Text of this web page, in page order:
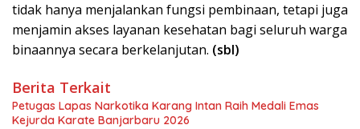
tidak hanya menjalankan fungsi pembinaan, tetapi juga
menjamin akses layanan kesehatan bagi seluruh warga
binaannya secara berkelanjutan. (sbl)
Berita Terkait
Petugas Lapas Narkotika Karang Intan Raih Medali Emas
Kejurda Karate Banjarbaru 2026